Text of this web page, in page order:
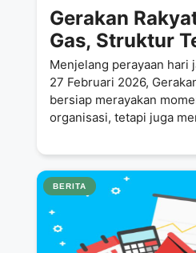
Gerakan
Gas, Struktur
38 Provinsi
Target
Menjelang perayaan hari
27 Februari 2026,
bersiap merayakan
organisasi, tetapi juga
BERITA